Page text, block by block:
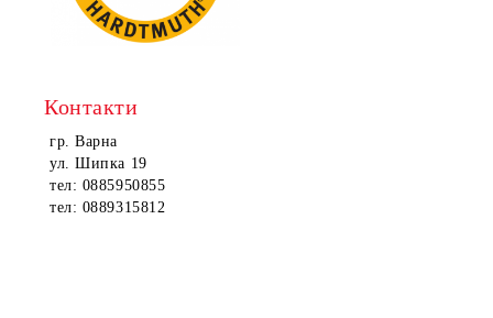
Контакти
гр. Варна
ул. Шипка 19
тел: 0885950855
тел: 0889315812